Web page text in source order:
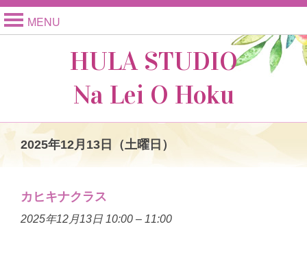
MENU
HULA STUDIO
Na Lei O Hoku
2025年12月13日（土曜日）
カヒキナクラス
2025年12月13日 10:00 – 11:00